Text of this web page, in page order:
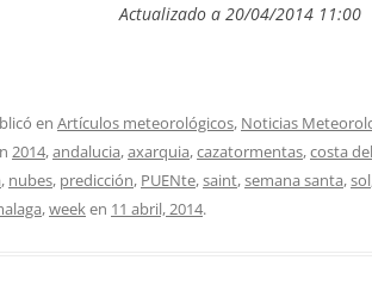
Actualizado a 20/04/2014 11:00
en Artículos meteorológicos, Noticias
2014,andalucia,axarquia,cazatormentas,costa
, nubes, predicción, PUENte,saint,semana santa,sol
,week en 11 abril, 2014.